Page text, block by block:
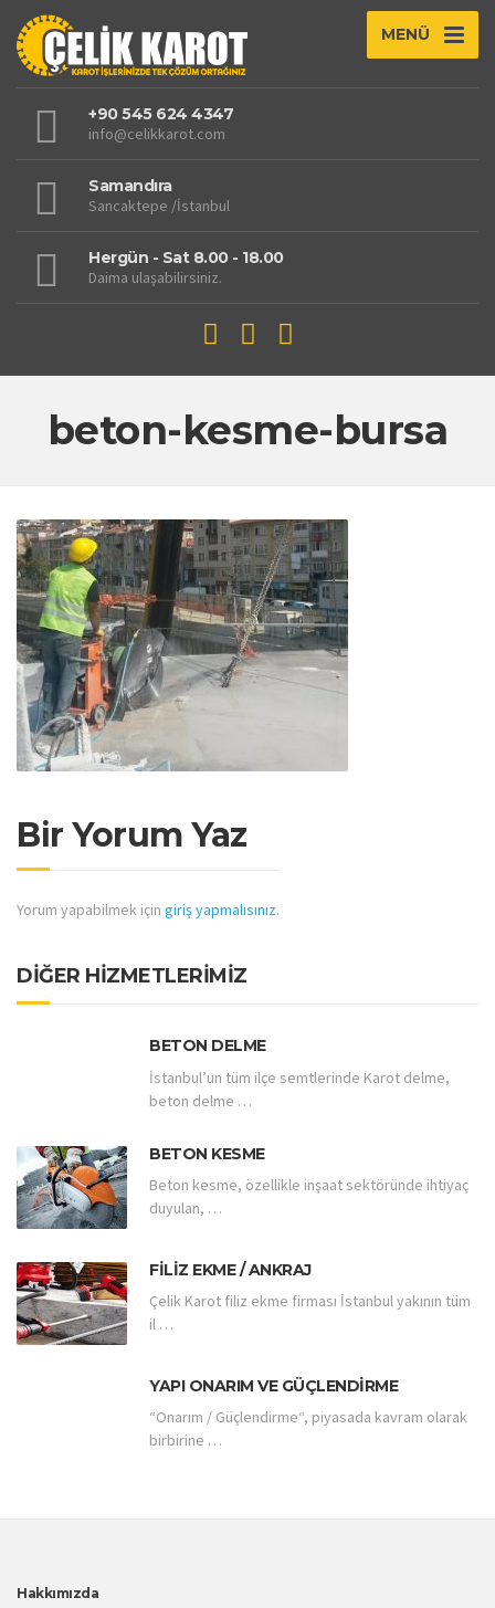
MENÜ
+90 545 624 4347
info@celikkarot.com
Samandıra
Sancaktepe /İstanbul
Hergün - Sat 8.00 - 18.00
Daima ulaşabilirsiniz.
beton-kesme-bursa
Bir Yorum Yaz
Yorum yapabilmek için giriş yapmalısınız.
DİĞER HİZMETLERİMİZ
BETON DELME
İstanbul’un tüm ilçe semtlerinde Karot delme,
beton delme …
BETON KESME
Beton kesme, özellikle inşaat sektöründe ihtiyaç
duyulan, …
FILIZ EKME / ANKRAJ
Çelik Karot filiz ekme firması İstanbul yakının tüm
il …
YAPI ONARIM VE GÜÇLENDIRME
“Onarım / Güçlendirme“, piyasada kavram olarak
birbirine …
Hakkımızda